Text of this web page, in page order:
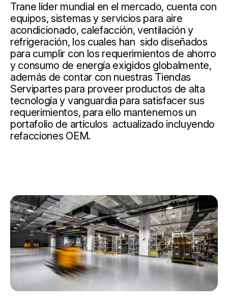
Trane líder mundial en el mercado, cuenta con
equipos, sistemas y servicios para aire
acondicionado, calefacción, ventilación y
refrigeración, los cuales han sido diseñados
para cumplir con los requerimientos de ahorro
y consumo de energía exigidos globalmente,
además de contar con nuestras Tiendas
Servipartes para proveer productos de alta
tecnología y vanguardia para satisfacer sus
requerimientos, para ello mantenemos un
portafolio de artículos actualizado incluyendo
refacciones OEM.